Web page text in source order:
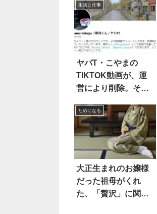
生活と仕事
ヤバT・こやまの
TIKTOK動画が、運
営により削除。その
ためになる
大正生まれのお嬢様
だった祖母がくれ
た、「贅沢」に関す